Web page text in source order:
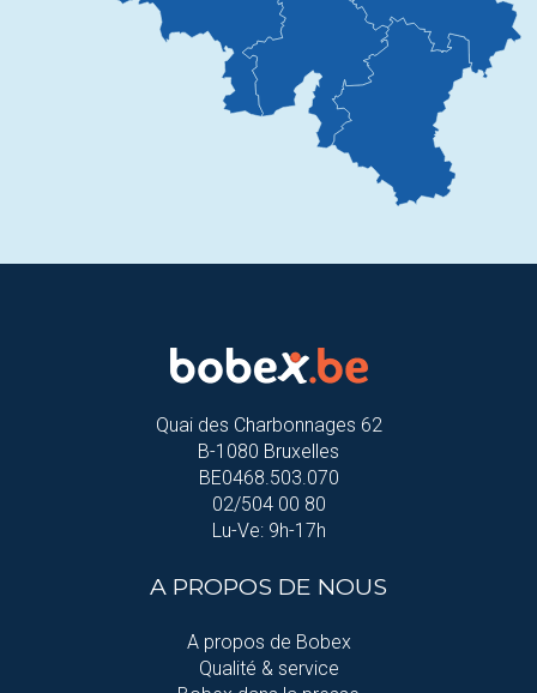
Quai des Charbonnages 62
B-1080 Bruxelles
BE0468.503.070
02/504 00 80
Lu-Ve: 9h-17h
A PROPOS DE NOUS
A propos de Bobex
Qualité & service